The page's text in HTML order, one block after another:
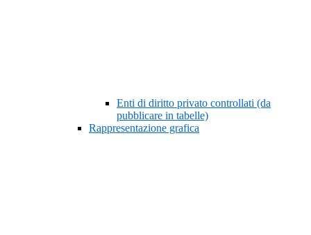
Enti di diritto privato controllati (da
pubblicare in tabelle)
Rappresentazione grafica